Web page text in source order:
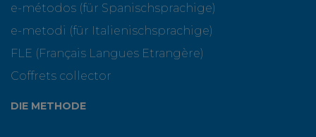
e-métodos (für Spanischsprachige)
e-metodi (für Italienischsprachige)
FLE (Français Langues Etrangère)
Coffrets collector
DIE METHODE